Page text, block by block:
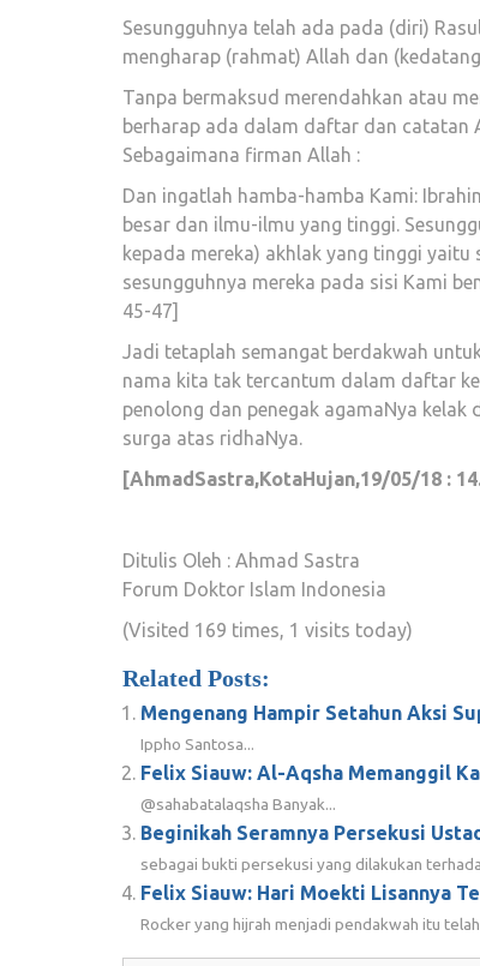
Sesungguhnya telah ada pada (diri)
mengharap (rahmat) Allah dan
Tanpa bermaksud merendahkan atau
berharap ada dalam daftar dan catatan
Sebagaimana firman Allah :
Dan ingatlah hamba-hamba Kami:
besar dan ilmu-ilmu yang tinggi.
kepada mereka) akhlak yang tinggi
sesungguhnya mereka pada sisi Kami
45-47]
Jadi tetaplah semangat berdakwah
nama kita tak tercantum dalam daftar
penolong dan penegak agamaNya
surga atas ridhaNya.
[AhmadSastra,KotaHujan,19/05/18 :
Ditulis Oleh : Ahmad Sastra
Forum Doktor Islam Indonesia
(Visited 169 times, 1 visits today)
Related Posts:
Mengenang Hampir Setahun Aksi
Ippho Santosa...
Felix Siauw: Al-Aqsha Memanggil
@sahabatalaqsha Banyak...
Beginikah Seramnya Persekusi
sebagai bukti persekusi yang dilakukan
Felix Siauw: Hari Moekti Lisannya
Rocker yang hijrah menjadi pendakwah itu